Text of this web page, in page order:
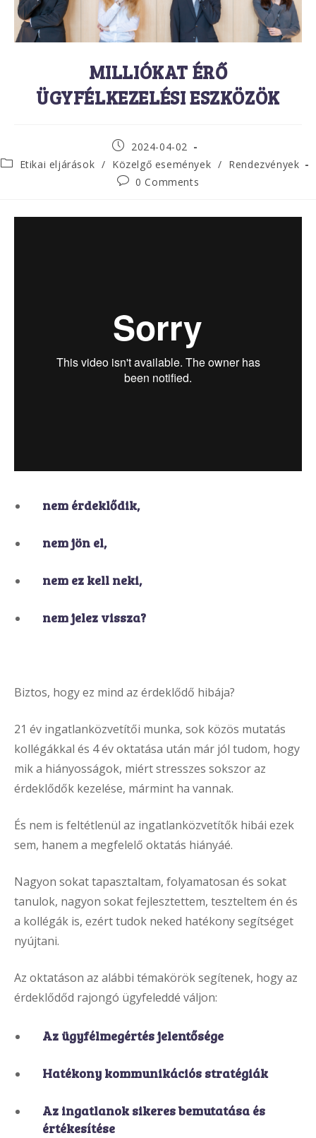
MILLIÓKAT ÉRŐ
ÜGYFÉLKEZELÉSI ESZKÖZÖK
Post
published:
2024-04-02
PostEtikai eljárások / Közelgő események / Rendezvények
Post0 Comments
nem érdeklődik,
nem jön el,
nem ez kell neki,
nem jelez vissza?
Biztos, hogy ez mind az érdeklődő hibája?
21 év ingatlanközvetítői munka, sok közös mutatás
kollégákkal és 4 év oktatása után már jól tudom, hogy
mik a hiányosságok, miért stresszes sokszor az
érdeklődők kezelése, mármint ha vannak.
És nem is feltétlenül az ingatlanközvetítők hibái ezek
sem, hanem a megfelelő oktatás hiányáé.
Nagyon sokat tapasztaltam, folyamatosan és sokat
tanulok, nagyon sokat fejlesztettem, teszteltem én és
a kollégák is, ezért tudok neked hatékony segítséget
nyújtani.
Az oktatáson az alábbi témakörök segítenek, hogy az
érdeklődőd rajongó ügyfeleddé váljon:
Az ügyfélmegértés jelentősége
Hatékony kommunikációs stratégiák
Az ingatlanok sikeres bemutatása és
értékesítése